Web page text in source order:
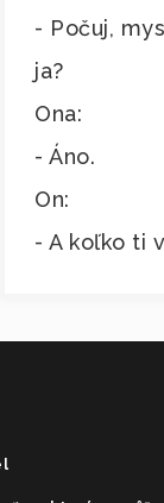
- Počuj,
ja?
Ona:
- Áno.
On:
- A koľko ti